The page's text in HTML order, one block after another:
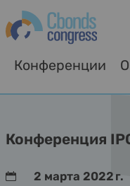
Конференции
Конференция
2 марта 2022 г.